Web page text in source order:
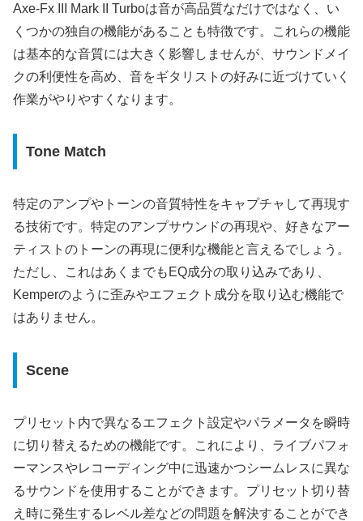
Axe-Fx III Mark II Turboは音が高品質なだけではなく、い
くつかの独自の機能があることも特徴です。これらの機能
は基本的な音質には大きく影響しませんが、サウンドメイ
クの利便性を高め、音をギタリストの好みに近づけていく
作業がやりやすくなります。
Tone Match
特定のアンプやトーンの音質特性をキャプチャして再現す
る技術です。特定のアンプサウンドの再現や、好きなアー
ティストのトーンの再現に便利な機能と言えるでしょう。
ただし、これはあくまでもEQ成分の取り込みであり、
Kemperのように歪みやエフェクト成分を取り込む機能で
はありません。
Scene
プリセット内で異なるエフェクト設定やパラメータを瞬時
に切り替えるための機能です。これにより、ライブパフォ
ーマンスやレコーディング中に迅速かつシームレスに異な
るサウンドを使用することができます。プリセット切り替
え時に発生するレベル差などの問題を解決することができ